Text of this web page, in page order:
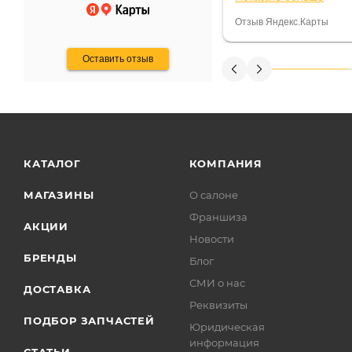
Оставить отзыв
постоянно были на
Считаю, что это
Отзыв Яндекс.Карты
КАТАЛОГ
МАГАЗИНЫ
АКЦИИ
БРЕНДЫ
ДОСТАВКА
ПОДБОР ЗАПЧАСТЕЙ
КОМПАНИЯ
О салоне
Франшиза
Новости
Блог
СМИ о нас
Реквизиты
Юридическая
информация